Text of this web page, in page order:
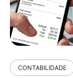
CONTABILIDADE